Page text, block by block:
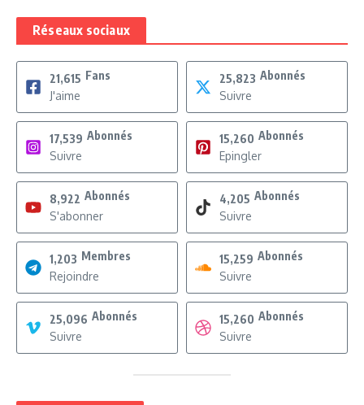
Réseaux sociaux
21,615 Fans
J'aime
25,823 Abonnés
Suivre
17,539 Abonnés
Suivre
15,260 Abonnés
Epingler
8,922 Abonnés
S'abonner
4,205 Abonnés
Suivre
1,203 Membres
Rejoindre
15,259 Abonnés
Suivre
25,096 Abonnés
Suivre
15,260 Abonnés
Suivre